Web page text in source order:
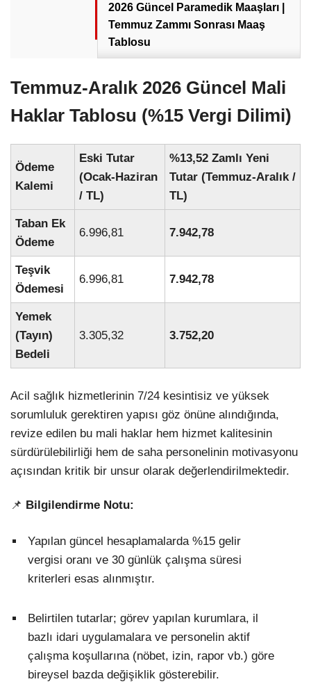
2026 Güncel Paramedik Maaşları |
Temmuz Zammı Sonrası Maaş
Tablosu
Temmuz-Aralık 2026 Güncel Mali
Haklar Tablosu (%15 Vergi Dilimi)
Ödeme
Kalemi
Eski Tutar
(Ocak-Haziran
/ TL)
%13,52 Zamlı Yeni
Tutar (Temmuz-Aralık /
TL)
Taban Ek
Ödeme
6.996,81 7.942,78
Teşvik
Ödemesi
6.996,81 7.942,78
Yemek
(Tayın)
Bedeli
3.305,32 3.752,20
Acil sağlık hizmetlerinin 7/24 kesintisiz ve yüksek
sorumluluk gerektiren yapısı göz önüne alındığında,
revize edilen bu mali haklar hem hizmet kalitesinin
sürdürülebilirliği hem de saha personelinin motivasyonu
açısından kritik bir unsur olarak değerlendirilmektedir.
📌 Bilgilendirme Notu:
Yapılan güncel hesaplamalarda %15 gelir
vergisi oranı ve 30 günlük çalışma süresi
kriterleri esas alınmıştır.
Belirtilen tutarlar; görev yapılan kurumlara, il
bazlı idari uygulamalara ve personelin aktif
çalışma koşullarına (nöbet, izin, rapor vb.) göre
bireysel bazda değişiklik gösterebilir.